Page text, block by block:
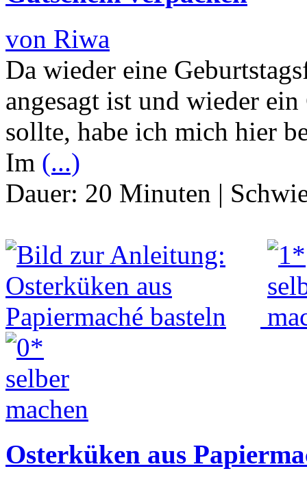
von Riwa
Da wieder eine
angesagt ist und wieder
sollte, habe ich mich hier
Im (...)
Dauer: 20 Minuten |
Osterküken aus